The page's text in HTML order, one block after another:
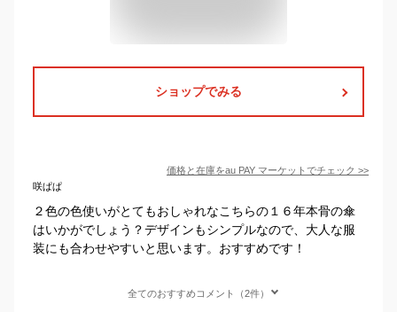
ショップでみる
価格と在庫をau PAY マーケット でチェック >>
咲ぱぱ
２色の色使いがとてもおしゃれなこちらの１６年本骨の傘
はいかがでしょう？デザインもシンプルなので、大人な服
装にも合わせやすいと思います。おすすめです！
全てのおすすめコメント（2件）